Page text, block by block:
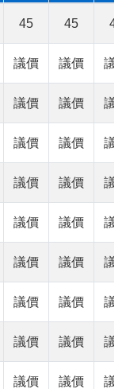
45 45 45
議價 議價 議
議價 議價 議
議價 議價 議
議價 議價 議
議價 議價 議
議價 議價 議
議價 議價 議
議價 議價 議
議價 議價 議